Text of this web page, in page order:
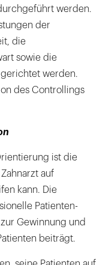
werden.
der
die
sowie die
werden.
des Controllings
ist die
auf
kann. Die
Patienten-
Gewinnung und
beiträgt.